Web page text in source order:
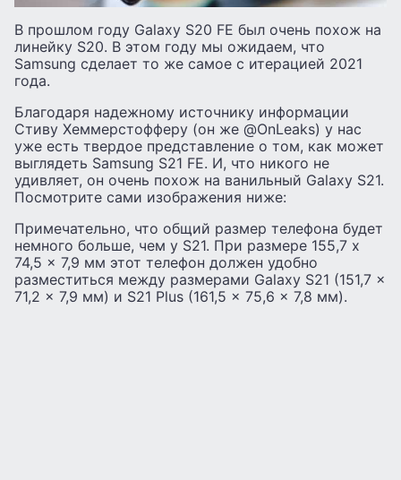
В прошлом году Galaxy S20 FE был очень похож на
линейку S20. В этом году мы ожидаем, что
Samsung сделает то же самое с итерацией 2021
года.
Благодаря надежному источнику информации
Стиву Хеммерстофферу (он же @OnLeaks) у нас
уже есть твердое представление о том, как может
выглядеть Samsung S21 FE. И, что никого не
удивляет, он очень похож на ванильный Galaxy S21.
Посмотрите сами изображения ниже:
Примечательно, что общий размер телефона будет
немного больше, чем у S21. При размере 155,7 x
74,5 x 7,9 мм этот телефон должен удобно
разместиться между размерами Galaxy S21 (151,7 x
71,2 x 7,9 мм) и S21 Plus (161,5 x 75,6 x 7,8 мм).